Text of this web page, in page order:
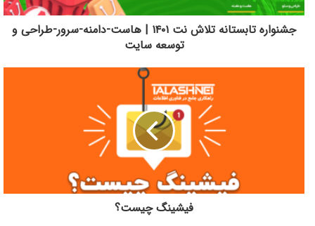
جشنواره تابستانه تلاش نت ۱۴۰۱ | هاست-دامنه-سرور-طراحی و
توسعه سایت
فیشینگ چیست؟